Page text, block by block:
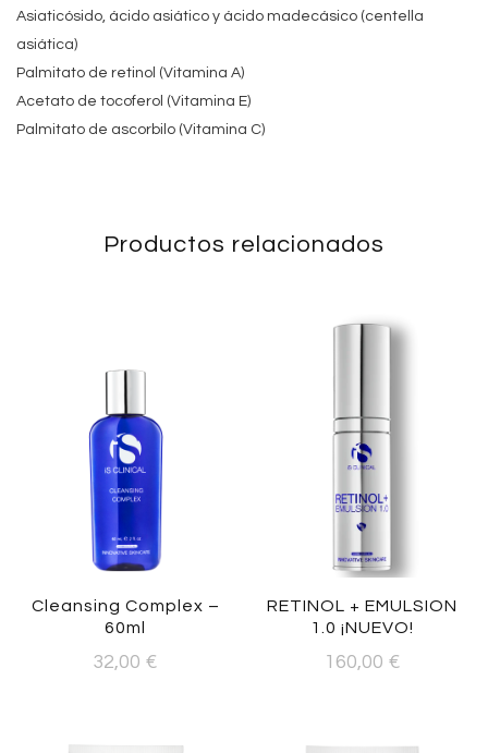
Asiaticósido, ácido asiático y ácido madecásico (centella
asiática)
Palmitato de retinol (Vitamina A)
Acetato de tocoferol (Vitamina E)
Palmitato de ascorbilo (Vitamina C)
Productos relacionados
Cleansing Complex –
60ml
32,00 €
RETINOL + EMULSION
1.0 ¡NUEVO!
160,00 €